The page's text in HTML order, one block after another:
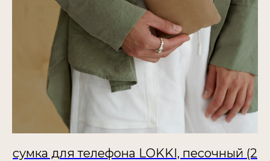
сумка для телефона LOKKI, песочный (2